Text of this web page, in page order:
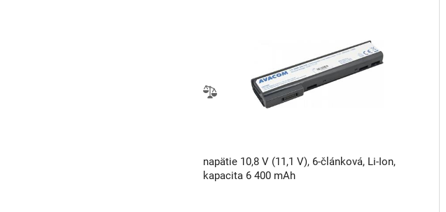
napätie 10,8 V (11,1 V), 6-článková, Li-Ion,
kapacita 6 400 mAh